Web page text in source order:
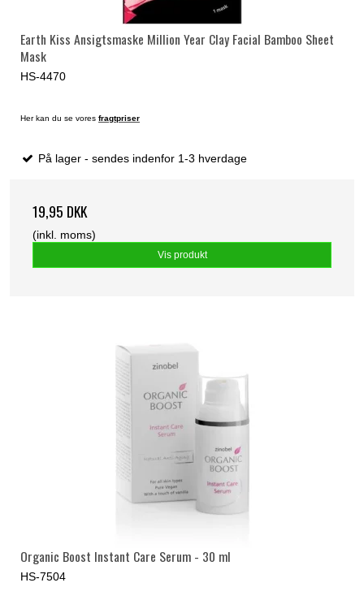
Earth Kiss Ansigtsmaske Million Year Clay Facial Bamboo Sheet
Mask
HS-4470
Her kan du se vores fragtpriser
På lager - sendes indenfor 1-3 hverdage
19,95 DKK
(inkl. moms)
Vis produkt
Organic Boost Instant Care Serum - 30 ml
HS-7504